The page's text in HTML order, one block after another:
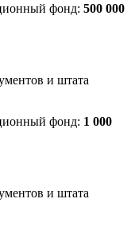
фонд: 500 000
и штата
фонд: 1 000
и штата